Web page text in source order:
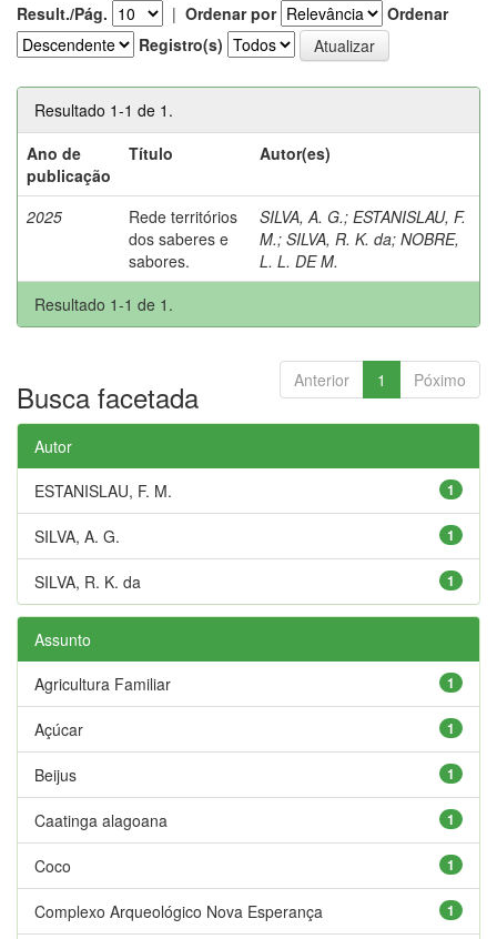
Result./Pág. | Ordenar por
Ordenar
Registro(s)
Resultado 1-1 de 1.
Ano de
publicação
Título Autor(es)
2025
Rede territórios
dos saberes e
sabores.
SILVA, A. G.; ESTANISLAU, F.
M.; SILVA, R. K. da; NOBRE,
L. L. DE M.
Resultado 1-1 de 1.
Anterior 1 Póximo
Busca facetada
Autor
1
ESTANISLAU, F. M.
1
SILVA, A. G.
1
SILVA, R. K. da
Assunto
1
Agricultura Familiar
1
Açúcar
1
Beijus
1
Caatinga alagoana
1
Coco
1
Complexo Arqueológico Nova Esperança